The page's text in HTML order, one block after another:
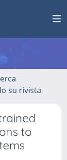
su rivista
to